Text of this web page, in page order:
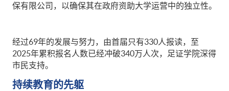
保有限公司，以确保其在政府资助大学运营中的独立性。
经过69年的发展与努力，由首届只有330人报读，至
2025年累积报名人数已经冲破340万人次，足证学院深得
市民支持。
持续教育的先躯